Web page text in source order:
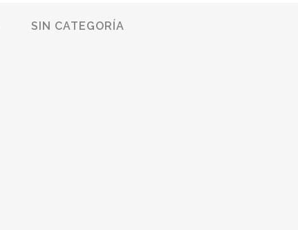
SIN CATEGORÍA